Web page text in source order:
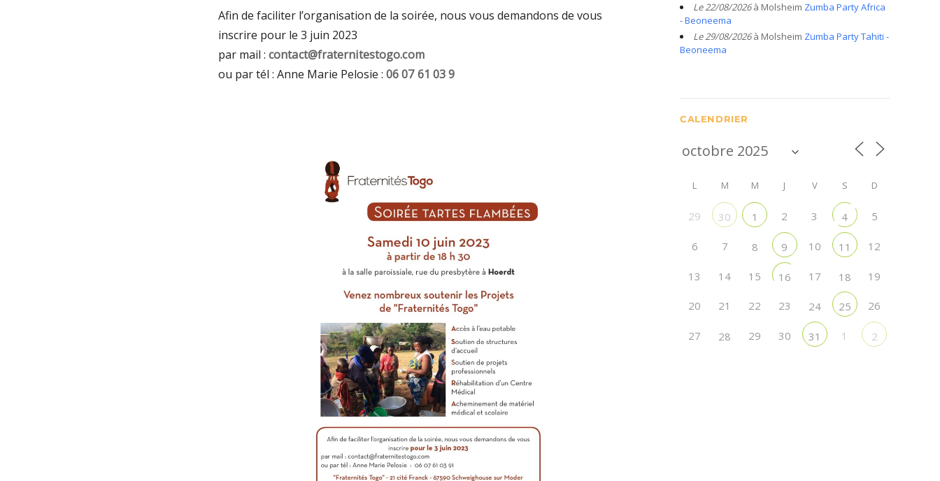
Afin de faciliter l’organisation de la soirée, nous vous demandons de vous
inscrire pour le 3 juin 2023
par mail : contact@fraternitestogo.com
ou par tél : Anne Marie Pelosie : 06 07 61 03 9
Le 22/08/2026à Molsheim Zumba Party Africa
- Beoneema
Le 29/08/2026à Molsheim Zumba Party Tahiti -
Beoneema
CALENDRIER
L M M J V S D
29 30 1 2 3 4 5
6 7 8 9 10 11 12
13 14 15 16 17 18 19
20 21 22 23 24 25 26
27 28 29 30 31 1 2